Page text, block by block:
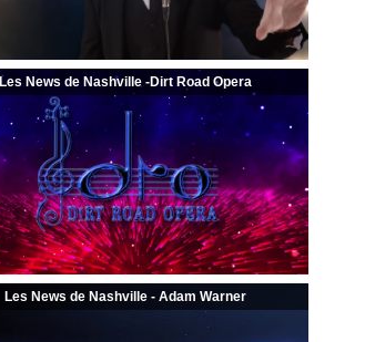
Les News de Nashville -Dirt Road Opera
Les News de Nashville - Adam Warner